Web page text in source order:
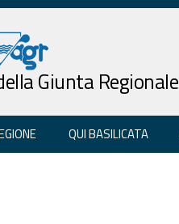
Giunta Regionale
QUI BASILICATA